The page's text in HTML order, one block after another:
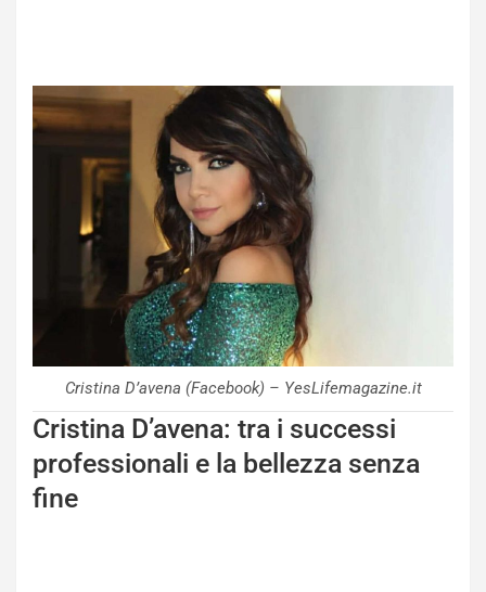
Cristina D’avena (Facebook) – YesLifemagazine.it
Cristina D’avena: tra i successi
professionali e la bellezza senza
fine